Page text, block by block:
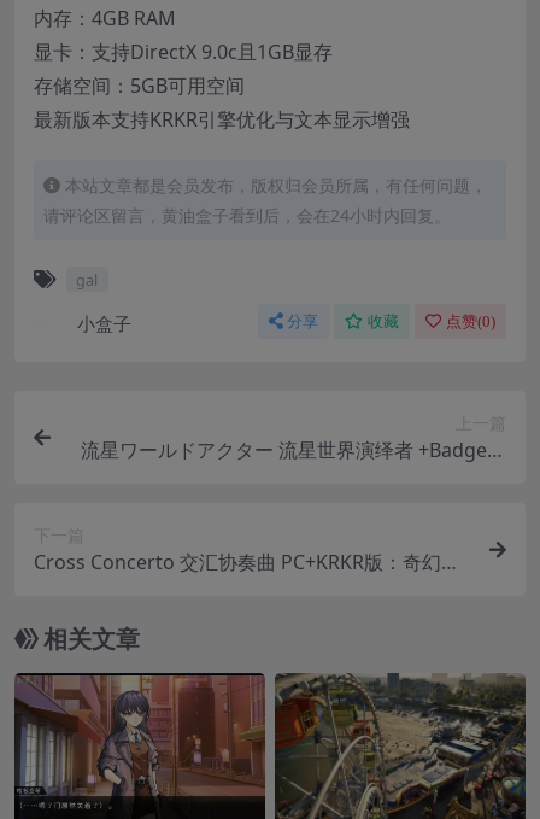
内存：4GB RAM
显卡：支持DirectX 9.0c且1GB显存
存储空间：5GB可用空间
最新版本支持KRKR引擎优化与文本显示增强
本站文章都是会员发布，版权归会员所属，有任何问题，
请评论区留言，黄油盒子看到后，会在24小时内回复。
gal
小盒子 分享 收藏 点赞(0)
上一篇
流星ワールドアクター 流星世界演绎者 +Badge &
下一篇
Cross Concerto 交汇协奏曲 PC+KRKR版：奇幻校
相关文章